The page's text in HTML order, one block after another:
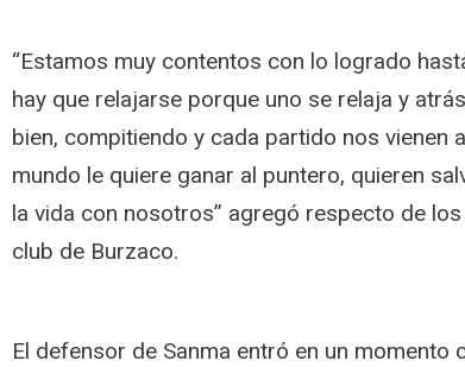
“Estamos muy contentos con lo logrado
hay que relajarse porque uno se relaja y
bien, compitiendo y cada partido nos vienen
mundo le quiere ganar al puntero, quieren
la vida con nosotros” agregó respecto de
club de Burzaco.
El defensor de Sanma entró en un momento